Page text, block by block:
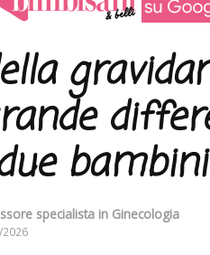
bambini
specialista in Ginecologia
2026